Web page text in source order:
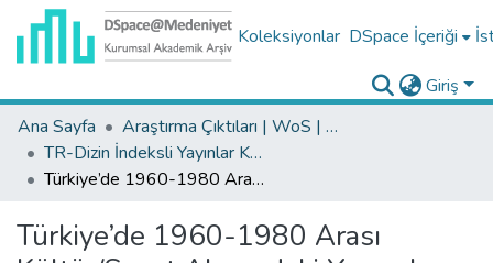
Koleksiyonlar DSpace İçeriği
Giriş
Ana Sayfa
Araştırma Çıktıları | WoS | Scopus | TR-Dizin | PubMed
TR-Dizin İndeksli Yayınlar Koleksiyonu
Türkiye’de 1960-1980 Arası Kültür/Sanat Alanındaki Yapısal Özellikler
Türkiye’de 1960-1980 Arası